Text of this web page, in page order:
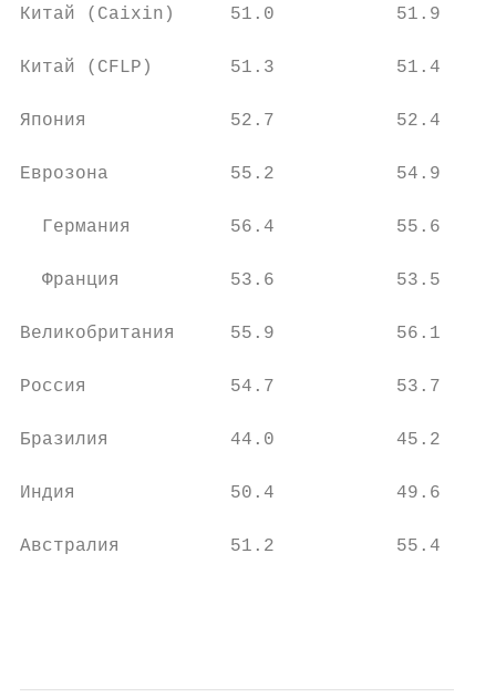
Китай (Caixin)     51.0
Китай (CFLP)       51.3
Япония             52.7           52.4
Еврозона           55.2
Германия         56.4           55.6
Франция          53.6           53.5
Великобритания     55.9
Россия             54.7           53.7
Бразилия           44.0
Индия              50.4           49.6
Австралия          51.2